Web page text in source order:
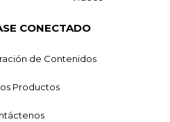
CONECTADO
de Contenidos
Productos